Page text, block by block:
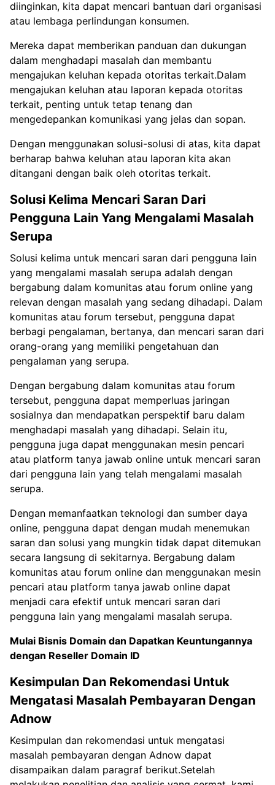
diinginkan, kita dapat mencari bantuan dari organisasi
atau lembaga perlindungan konsumen.
Mereka dapat memberikan panduan dan dukungan
dalam menghadapi masalah dan membantu
mengajukan keluhan kepada otoritas terkait.Dalam
mengajukan keluhan atau laporan kepada otoritas
terkait, penting untuk tetap tenang dan
mengedepankan komunikasi yang jelas dan sopan.
Dengan menggunakan solusi-solusi di atas, kita dapat
berharap bahwa keluhan atau laporan kita akan
ditangani dengan baik oleh otoritas terkait.
Solusi Kelima Mencari Saran Dari
Pengguna Lain Yang Mengalami Masalah
Serupa
Solusi kelima untuk mencari saran dari pengguna lain
yang mengalami masalah serupa adalah dengan
bergabung dalam komunitas atau forum online yang
relevan dengan masalah yang sedang dihadapi. Dalam
komunitas atau forum tersebut, pengguna dapat
berbagi pengalaman, bertanya, dan mencari saran dari
orang-orang yang memiliki pengetahuan dan
pengalaman yang serupa.
Dengan bergabung dalam komunitas atau forum
tersebut, pengguna dapat memperluas jaringan
sosialnya dan mendapatkan perspektif baru dalam
menghadapi masalah yang dihadapi. Selain itu,
pengguna juga dapat menggunakan mesin pencari
atau platform tanya jawab online untuk mencari saran
dari pengguna lain yang telah mengalami masalah
serupa.
Dengan memanfaatkan teknologi dan sumber daya
online, pengguna dapat dengan mudah menemukan
saran dan solusi yang mungkin tidak dapat ditemukan
secara langsung di sekitarnya. Bergabung dalam
komunitas atau forum online dan menggunakan mesin
pencari atau platform tanya jawab online dapat
menjadi cara efektif untuk mencari saran dari
pengguna lain yang mengalami masalah serupa.
Mulai Bisnis Domain dan Dapatkan Keuntungannya
dengan Reseller Domain ID
Kesimpulan Dan Rekomendasi Untuk
Mengatasi Masalah Pembayaran Dengan
Adnow
Kesimpulan dan rekomendasi untuk mengatasi
masalah pembayaran dengan Adnow dapat
disampaikan dalam paragraf berikut.Setelah